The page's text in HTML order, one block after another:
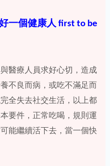
一個健康人 first to be
醫療人員求好心切，造成
不良而病，或吃不滿足而
全失去社交生活，以上都
要件，正常吃喝，規則運
能繼續活下去，當一個快